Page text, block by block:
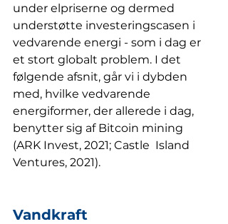
under elpriserne og dermed
understøtte investeringscasen i
vedvarende energi - som i dag er
et stort globalt problem. I det
følgende afsnit, går vi i dybden
med, hvilke vedvarende
energiformer, der allerede i dag,
benytter sig af Bitcoin mining
(ARK Invest, 2021; Castle  Island
Ventures, 2021).
Vandkraft